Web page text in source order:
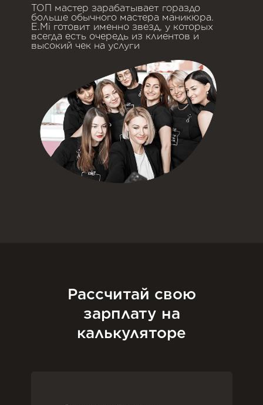
ТОП мастер зарабатывает гораздо
больше обычного мастера маникюра.
E.Mi готовит именно звезд, у которых
всегда есть очередь из клиентов и
высокий чек на услуги
Рассчитай свою
зарплату на
калькуляторе